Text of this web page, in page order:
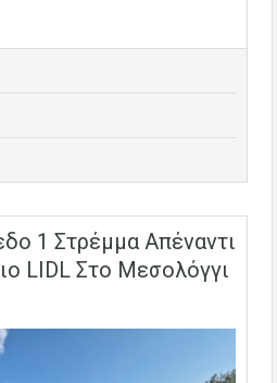
1 Στρέμμα Απέναντι
LIDL Στο Μεσολόγγι